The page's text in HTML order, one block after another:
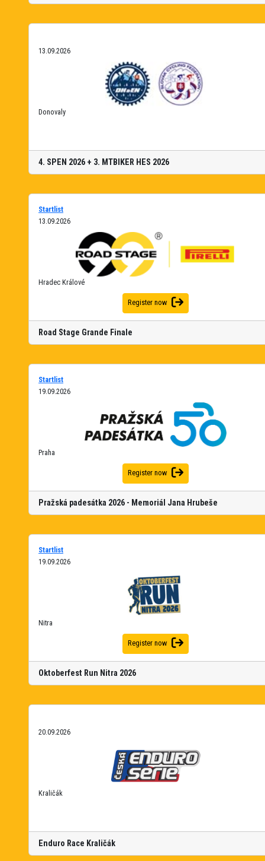
13.09.2026
Donovaly
4. SPEN 2026 + 3. MTBIKER HES 2026
Startlist
13.09.2026
Hradec Králové
Register now
Road Stage Grande Finale
Startlist
19.09.2026
Praha
Register now
Pražská padesátka 2026 - Memoriál Jana Hrubeše
Startlist
19.09.2026
Nitra
Register now
Oktoberfest Run Nitra 2026
20.09.2026
Kraličák
Enduro Race Kraličák